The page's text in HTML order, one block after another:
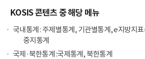
KOSIS 콘텐츠 중 해당 메뉴
국내통계 : 주제별통계, 기관별통계, e지방지
중지통계
국제·북한통계 :국제통계, 북한통계